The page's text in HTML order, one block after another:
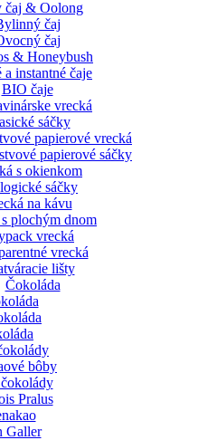
čaj & Oolong
čaj
čaj
& Honeybush
a instantné čaje
BIO čaje
vrecká
sáčky
papierové vrecká
papierové sáčky
s okienkom
sáčky
na kávu
plochým dnom
vrecká
vrecká
lišty
Čokoláda
bôby
Pralus
Galler